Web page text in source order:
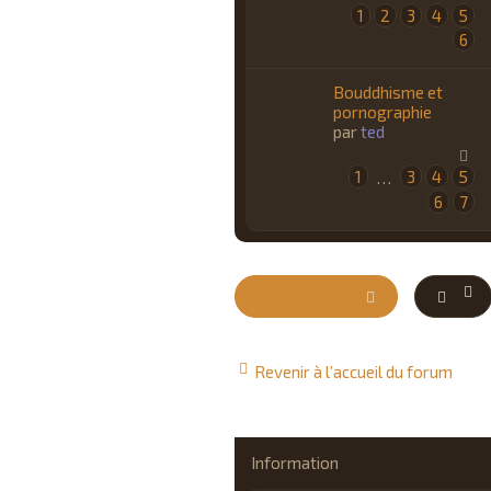
1 2 3 4
5
6
Bouddhisme et
pornographie
parted
1 3 4
5
6
7
Revenir à l’accueil du forum
Information